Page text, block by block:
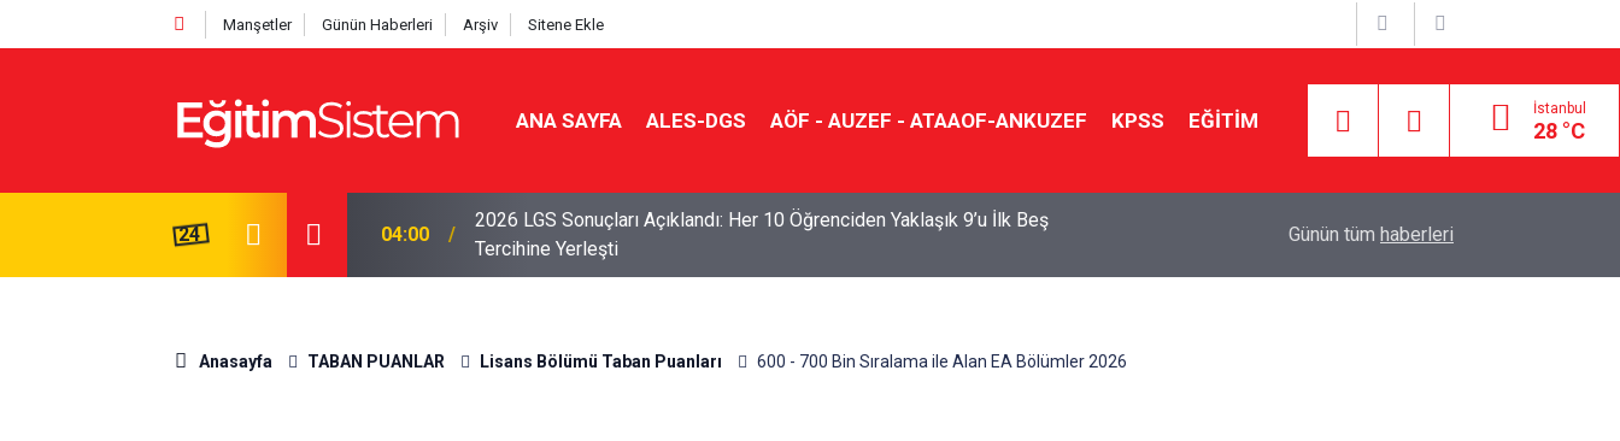
Manşetler Günün Haberleri Arşiv Sitene Ekle
ANA SAYFA ALES-DGS AÖF - AUZEF - ATAAOF-ANKUZEF KPSS EĞİTİM İstanbul
28 °C
24
Sınavla Alan Liseler Yüzde 95,76
04:00
2026 LGS Sonuçları Açıklandı: Her 10 Öğrenciden Yaklaşık 9’u İlk Beş
Tercihine Yerleşti
Yönlendiriyor?
Günün tüm haberleri
Anasayfa TABAN PUANLAR Lisans Bölümü Taban Puanları 600 - 700 Bin Sıralama ile Alan EA Bölümler 2026